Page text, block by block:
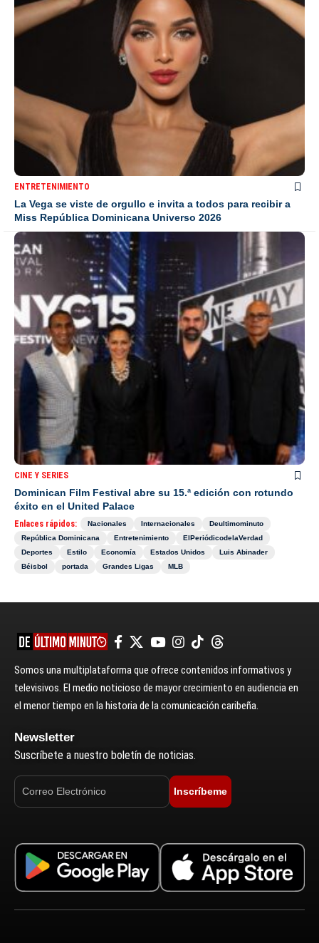
ENTRETENIMIENTO
La Vega se viste de orgullo e invita a todos para recibir a
Miss República Dominicana Universo 2026
CINE Y SERIES
Dominican Film Festival abre su 15.ª edición con rotundo
éxito en el United Palace
Enlaces rápidos: Nacionales Internacionales
Deultimominuto
República Dominicana
Entretenimiento
ElPeriódicodelaVerdad
Deportes
Estilo Economía Estados Unidos
Luis Abinader
Béisbol
portada Grandes Ligas MLB
Somos una multiplataforma que ofrece contenidos informativos y
televisivos. El medio noticioso de mayor crecimiento en audiencia en
el menor tiempo en la historia de la comunicación caribeña.
Newsletter
Suscríbete a nuestro boletín de noticias.
Inscríbeme